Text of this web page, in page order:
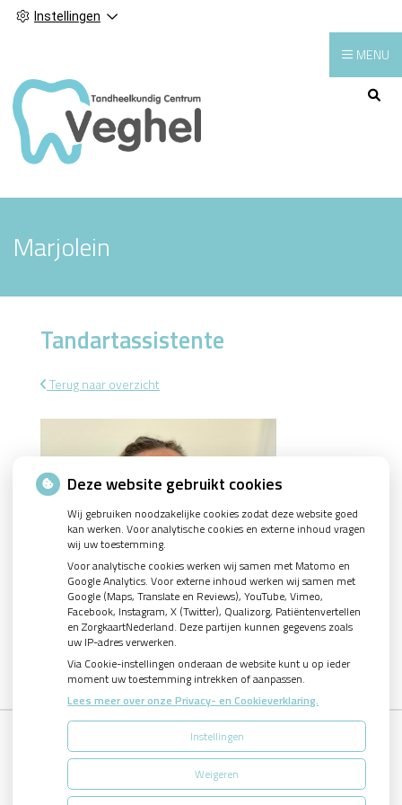
Instellingen
Hoofdmenu
MENU
Marjolein
Tandartassistente
Terug naar overzicht
Uw Zorg Online|Beheer
Deze website gebruikt cookies
Wij gebruiken noodzakelijke cookies zodat deze website goed
kan werken. Voor analytische cookies en externe inhoud vragen
wij uw toestemming.
Voor analytische cookies werken wij samen met Matomo en
Google Analytics. Voor externe inhoud werken wij samen met
Google (Maps, Translate en Reviews), YouTube, Vimeo,
Facebook, Instagram, X (Twitter), Qualizorg, Patiëntenvertellen
en ZorgkaartNederland. Deze partijen kunnen gegevens zoals
uw IP-adres verwerken.
Via Cookie-instellingen onderaan de website kunt u op ieder
moment uw toestemming intrekken of aanpassen.
Lees meer over onze Privacy- en Cookieverklaring.
Instellingen
Weigeren